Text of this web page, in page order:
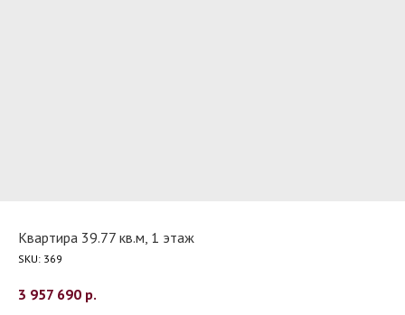
Квартира 39.77 кв.м, 1 этаж
SKU: 369
3 957 690 р.